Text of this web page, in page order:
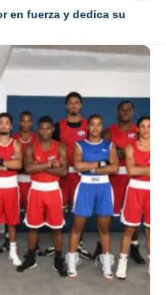
en fuerza y dedica su